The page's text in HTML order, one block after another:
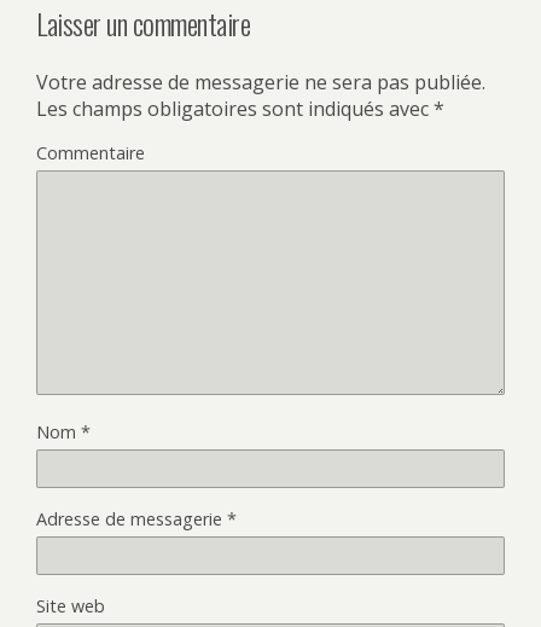
Laisser un commentaire
Votre adresse de messagerie ne sera pas publiée.
Les champs obligatoires sont indiqués avec*
Commentaire
Nom *
Adresse de messagerie *
Site web